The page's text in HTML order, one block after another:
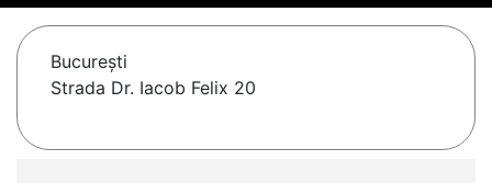
Bucureşti
Strada Dr. Iacob Felix 20